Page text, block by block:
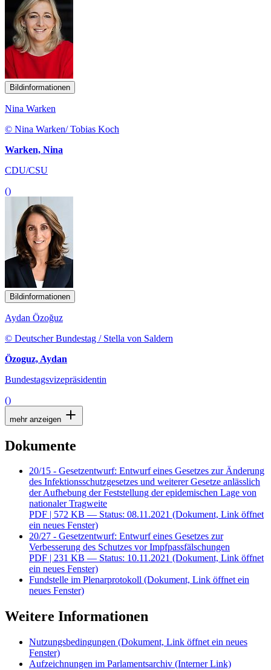
Bildinformationen
Nina Warken
© Nina Warken/ Tobias Koch
Warken, Nina
CDU/CSU
()
Bildinformationen
Aydan Özoğuz
© Deutscher Bundestag / Stella von Saldern
Özoguz, Aydan
Bundestagsvizepräsidentin
()
mehr anzeigen
Dokumente
20/15 - Gesetzentwurf: Entwurf eines Gesetzes zur Änderung
des Infektionsschutzgesetzes und weiterer Gesetze anlässlich
der Aufhebung der Feststellung der epidemischen Lage von
nationaler Tragweite
PDF | 572 KB — Status: 08.11.2021 (Dokument, Link öffnet
ein neues Fenster)
20/27 - Gesetzentwurf: Entwurf eines Gesetzes zur
Verbesserung des Schutzes vor Impfpassfälschungen
PDF | 231 KB — Status: 10.11.2021 (Dokument, Link öffnet
ein neues Fenster)
Fundstelle im Plenarprotokoll (Dokument, Link öffnet ein
neues Fenster)
Weitere Informationen
Nutzungsbedingungen (Dokument, Link öffnet ein neues
Fenster)
Aufzeichnungen im Parlamentsarchiv (Interner Link)